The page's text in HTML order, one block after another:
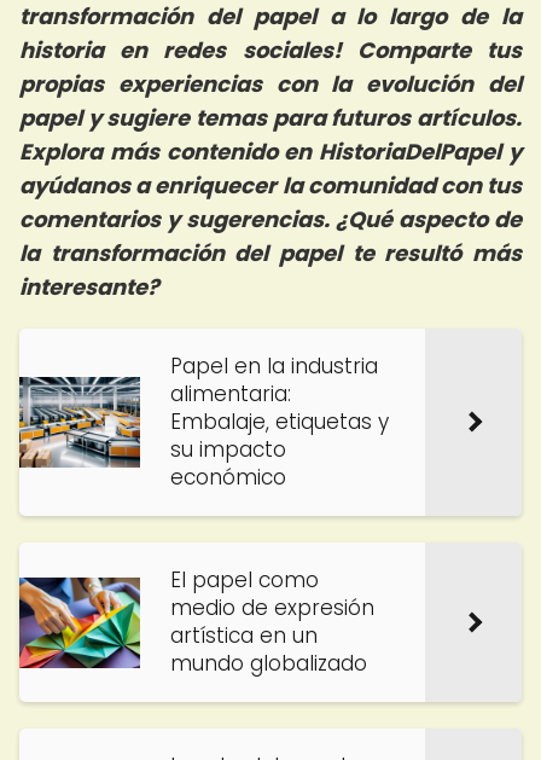
transformación del papel a lo largo de la
historia en redes sociales! Comparte tus
propias experiencias con la evolución del
papel y sugiere temas para futuros artículos.
Explora más contenido en HistoriaDelPapel y
ayúdanos a enriquecer la comunidad con tus
comentarios y sugerencias. ¿Qué aspecto de
la transformación del papel te resultó más
interesante?
Papel en la industria
alimentaria:
Embalaje, etiquetas y
su impacto
económico
El papel como
medio de expresión
artística en un
mundo globalizado